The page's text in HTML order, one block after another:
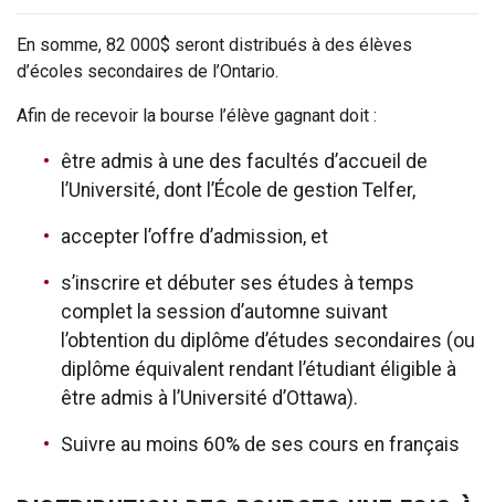
En somme, 82 000$ seront distribués à des élèves
d’écoles secondaires de l’Ontario.
Afin de recevoir la bourse l’élève gagnant doit :
être admis à une des facultés d’accueil de
l’Université, dont l’École de gestion Telfer,
accepter l’offre d’admission, et
s’inscrire et débuter ses études à temps
complet la session d’automne suivant
l’obtention du diplôme d’études secondaires (ou
diplôme équivalent rendant l’étudiant éligible à
être admis à l’Université d’Ottawa).
Suivre au moins 60% de ses cours en français